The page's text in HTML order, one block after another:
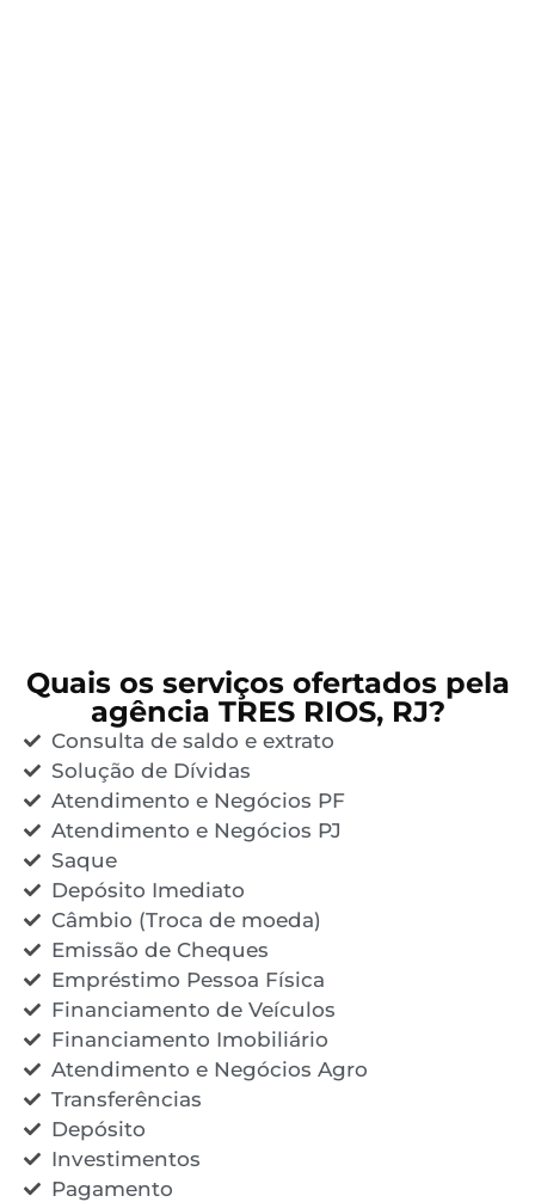
Quais os serviços ofertados pela
agência TRES RIOS, RJ?
Consulta de saldo e extrato
Solução de Dívidas
Atendimento e Negócios PF
Atendimento e Negócios PJ
Saque
Depósito Imediato
Câmbio (Troca de moeda)
Emissão de Cheques
Empréstimo Pessoa Física
Financiamento de Veículos
Financiamento Imobiliário
Atendimento e Negócios Agro
Transferências
Depósito
Investimentos
Pagamento